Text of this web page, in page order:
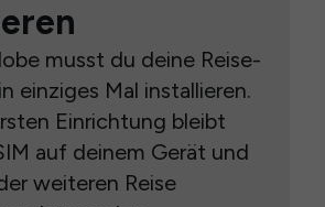
musst du deine Reise-
einziges Mal installieren.
Einrichtung bleibt
auf deinem Gerät und
weiteren Reise